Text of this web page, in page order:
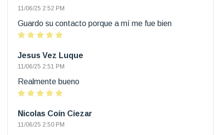
11/06/25 2:52 PM
Guardo su contacto porque a mí me fue bien
Jesus Vez Luque
11/06/25 2:51 PM
Realmente bueno
Nicolas Coín Ciezar
11/06/25 2:50 PM